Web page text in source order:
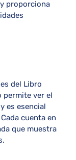
proporciona
del Libro
permite ver el
es esencial
cuenta en
que muestra